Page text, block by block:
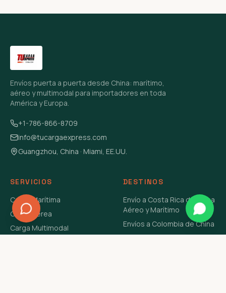
Envíos puerta a puerta desde China: marítimo,
aéreo y multimodal para importadores en toda
América y Europa.
+1-786-866-8709
info@tucargaexpress.com
Guangzhou, China · Miami, EE.UU.
SERVICIOS
Carga Marítima
Carga Aérea
Carga Multimodal
DESTINOS
Envío a Costa Rica de China
Aéreo y Marítimo
Envíos a Colombia de China